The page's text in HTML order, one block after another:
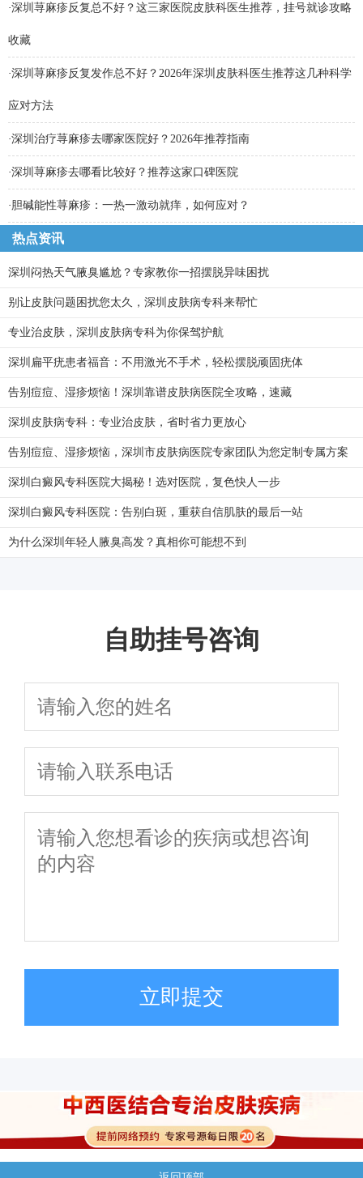
·深圳荨麻疹反复总不好？这三家医院皮肤科医生推荐，挂号就诊攻略
收藏
·深圳荨麻疹反复发作总不好？2026年深圳皮肤科医生推荐这几种科学
应对方法
·深圳治疗荨麻疹去哪家医院好？2026年推荐指南
·深圳荨麻疹去哪看比较好？推荐这家口碑医院
· 胆碱能性荨麻疹：一热一激动就痒，如何应对？
热点资讯
深圳闷热天气腋臭尴尬？专家教你一招摆脱异味困扰
别让皮肤问题困扰您太久，深圳皮肤病专科来帮忙
专业治皮肤，深圳皮肤病专科为你保驾护航
深圳扁平疣患者福音：不用激光不手术，轻松摆脱顽固疣体
告别痘痘、湿疹烦恼！深圳靠谱皮肤病医院全攻略，速藏
深圳皮肤病专科：专业治皮肤，省时省力更放心
告别痘痘、湿疹烦恼，深圳市皮肤病医院专家团队为您定制专属方案
深圳白癜风专科医院大揭秘！选对医院，复色快人一步
深圳白癜风专科医院：告别白斑，重获自信肌肤的最后一站
为什么深圳年轻人腋臭高发？真相你可能想不到
自助挂号咨询
立即提交